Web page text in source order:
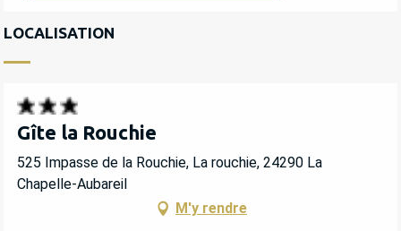
LOCALISATION
Gîte la Rouchie
525 Impasse de la Rouchie, La rouchie, 24290 La
Chapelle-Aubareil
M'y rendre